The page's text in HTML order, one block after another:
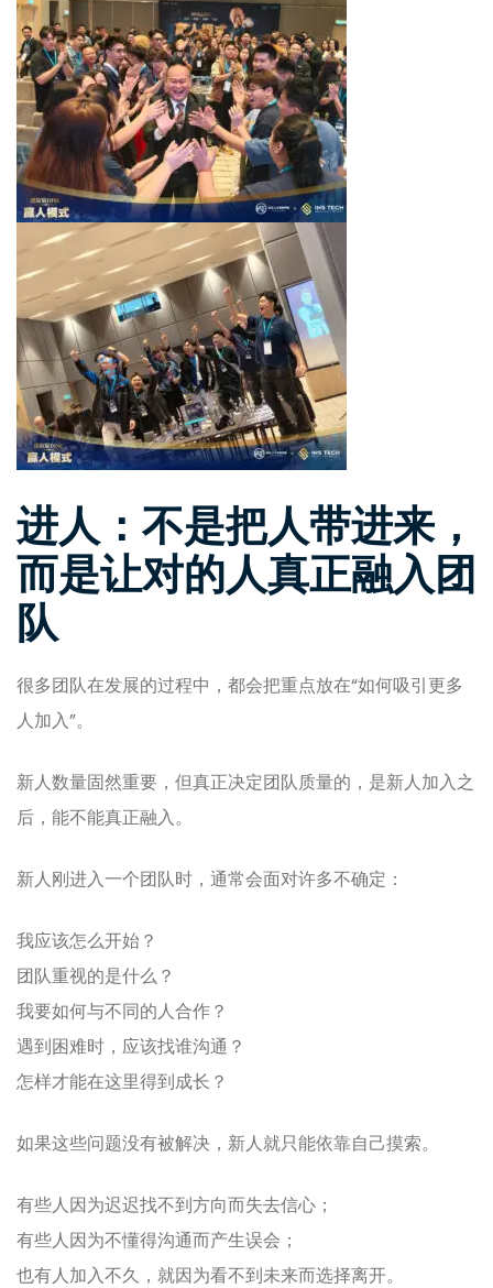
进人：不是把人带进来，
而是让对的人真正融入团
队
很多团队在发展的过程中，都会把重点放在“如何吸引更多
人加入”。
新人数量固然重要，但真正决定团队质量的，是新人加入之
后，能不能真正融入。
新人刚进入一个团队时，通常会面对许多不确定：
我应该怎么开始？
团队重视的是什么？
我要如何与不同的人合作？
遇到困难时，应该找谁沟通？
怎样才能在这里得到成长？
如果这些问题没有被解决，新人就只能依靠自己摸索。
有些人因为迟迟找不到方向而失去信心；
有些人因为不懂得沟通而产生误会；
也有人加入不久，就因为看不到未来而选择离开。